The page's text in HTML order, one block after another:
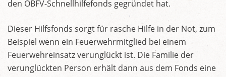
den ÖBFV-Schnellhilfefonds gegründet hat.
Dieser Hilfsfonds sorgt für rasche Hilfe in der Not, zum
Beispiel wenn ein Feuerwehrmitglied bei einem
Feuerwehreinsatz verunglückt ist. Die Familie der
verunglückten Person erhält dann aus dem Fonds eine